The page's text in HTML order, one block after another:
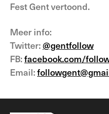
Fest Gent vertoond.
Meer info:
Twitter:@gentfollow
FB:facebook.com/
Email: